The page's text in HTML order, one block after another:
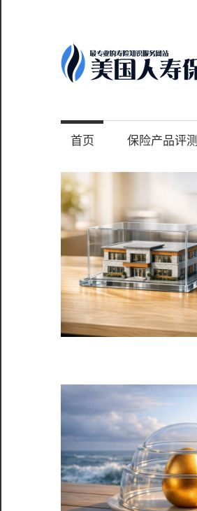
content
专
业
的
美
国
保
险
理
财
服
务
首页 保险产品评测